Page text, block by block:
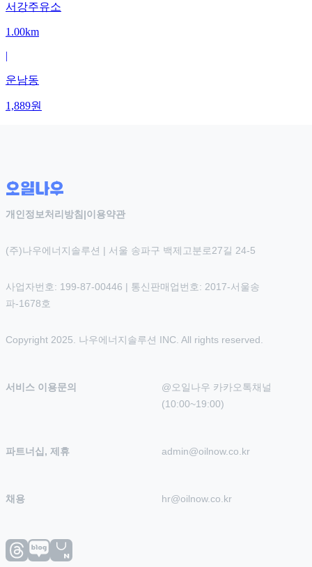
서강주유소
1.00km
|
운남동
1,889원
개인정보처리방침 |이용약관
(주)나우에너지솔루션 | 서울 송파구 백제고분로27길 24-5
사업자번호: 199-87-00446 | 통신판매업번호: 2017-서울송
파-1678호
Copyright 2025. 나우에너지솔루션 INC. All rights reserved.
서비스 이용문의
@오일나우 카카오톡채널
(10:00~19:00)
파트너십, 제휴 admin@oilnow.co.kr
채용 hr@oilnow.co.kr